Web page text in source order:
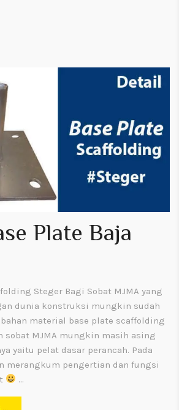
Plate Baja
Steger Bagi Sobat MJMA yang
dunia konstruksi mungkin sudah
material base plate scaffolding
sobat MJMA mungkin masih asing
yaitu pelat dasar perancah. Pada
merangkum pengertian dan fungsi
…